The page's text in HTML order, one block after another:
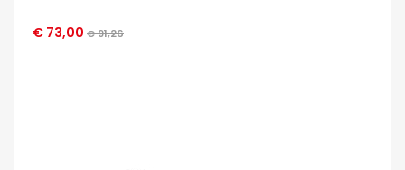
€ 73,00 € 91,26
OCCHIATA VELOCE